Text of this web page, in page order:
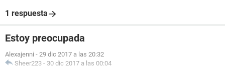
1 respuesta
Estoy preocupada
Alexajenni - 29 dic 2017 a las 20:32
Sheer223 - 30 dic 2017 a las 00:04